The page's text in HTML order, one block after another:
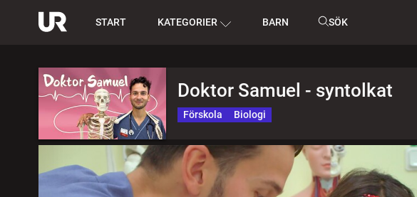
START KATEGORIER BARN SÖK
Doktor Samuel - syntolkat
Förskola Biologi